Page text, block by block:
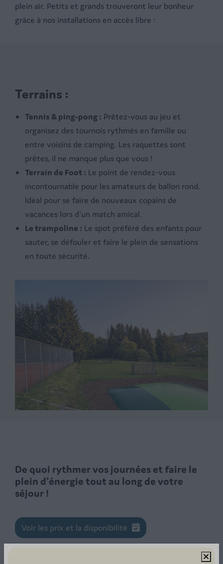
plein air. Petits et grands trouveront leur bonheur
grâce à nos installations en accès libre :
Terrains :
Tennis & ping-pong : Prêtez-vous au jeu et
organisez des tournois rythmés en famille ou
entre voisins de camping. Les raquettes sont
prêtes, il ne manque plus que vous !
Terrain de Foot : Le point de rendez-vous
incontournable pour les amateurs de ballon rond.
Idéal pour se faire de nouveaux copains de
vacances lors d'un match amical.
Le trampoline : Le spot préféré des enfants pour
sauter, se défouler et faire le plein de sensations
en toute sécurité.
De quoi rythmer vos journées et faire le
plein d'énergie tout au long de votre
séjour !
Voir les prix et la disponibilité